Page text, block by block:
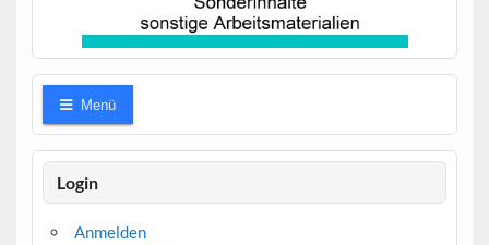
Menü
Login
Anmelden